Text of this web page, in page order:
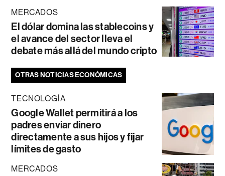
MERCADOS
El dólar domina las stablecoins y
el avance del sector lleva el
debate más allá del mundo cripto
OTRAS NOTICIAS ECONÓMICAS
TECNOLOGÍA
Google Wallet permitirá a los
padres enviar dinero
directamente a sus hijos y fijar
límites de gasto
MERCADOS